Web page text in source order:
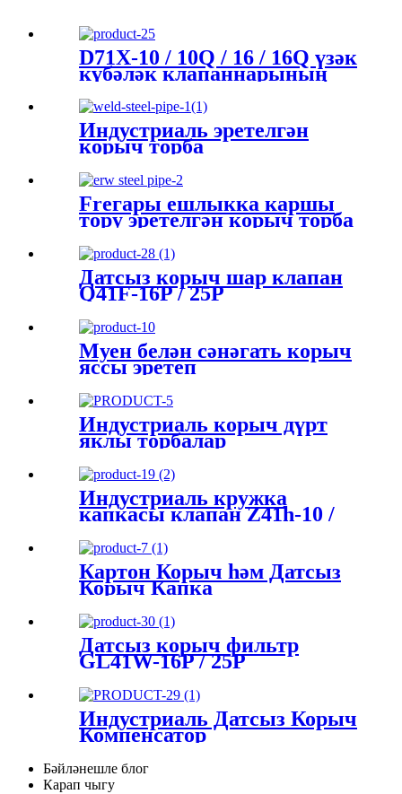
D71X-10 / 10Q / 16 / 16Q үзәк
күбәләк клапаннарының
парлары
Индустриаль эретелгән
корыч торба
Freгары ешлыкка каршы
тору эретелгән корыч торба
Датсыз корыч шар клапан
Q41F-16P / 25P
Муен белән сәнәгать корыч
яссы эретеп
Индустриаль корыч дүрт
яклы торбалар
Индустриаль кружка
капкасы клапан Z41h-10 /
Картон Корыч һәм Датсыз
Корыч Капка
Датсыз корыч фильтр
GL41W-16P / 25P
Индустриаль Датсыз Корыч
Компенсатор
Бәйләнешле блог
Карап чыгу